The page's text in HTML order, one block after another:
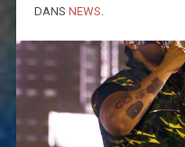
DANS NEWS